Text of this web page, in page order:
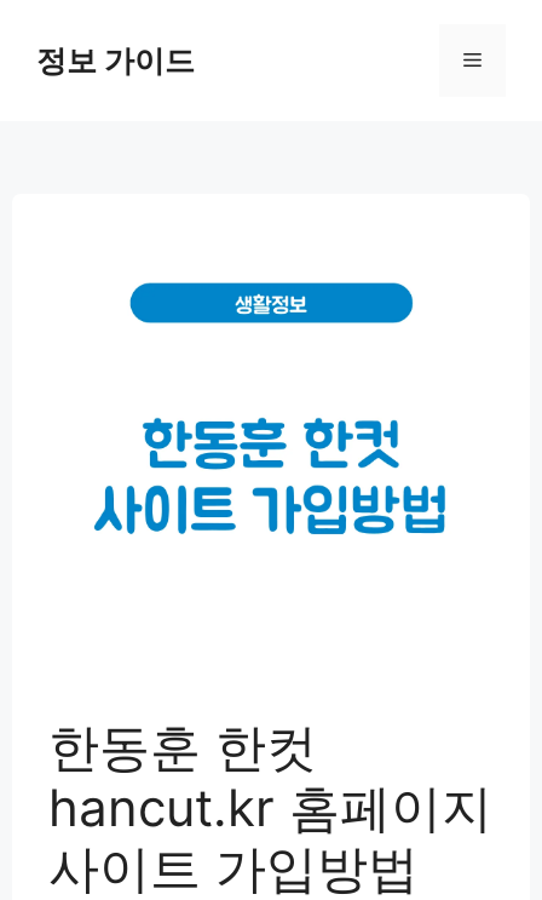
정보 가이드 메
한동훈 한컷
hancut.kr 홈페이지
사이트 가입방법